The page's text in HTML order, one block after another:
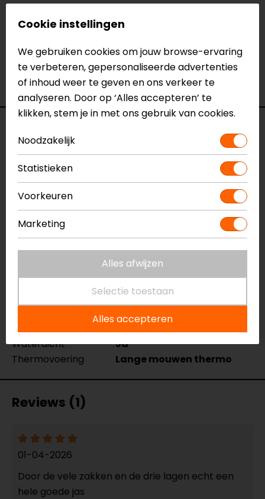
vanonze winkelsin Breda, Capelle aan den IJssel,
het product bekijken & passen en staan onze
verkoopmedewerkers voor je klaar met advies.
Bekijk onze anderetextiele motorjassen.
Naam
Discovery Motorjas
Model
Merk
Aanritsbaar
Certificeringsklasse
AA
Materiaal
Textiel
Uitneembaar LTD
Rijstijl
Touring
Zomer, Winter, Mid-
season, All-season
Ventilatieritsen
Waterdicht
Ja
Thermovoering
Lange mouwen thermo
Reviews (1)
01-04-2026
Door de vele zakken en de drie lagen echt een
hele goede jas
Cookie instellingen
We gebruiken cookies om jouw browse-ervaring
te verbeteren, gepersonaliseerde advertenties
of inhoud weer te geven en ons verkeer te
analyseren. Door op ‘Alles accepteren’ te
klikken, stem je in met ons gebruik van cookies.
Noodzakelijk
Statistieken
Voorkeuren
Marketing
Alles afwijzen
Selectie toestaan
Alles accepteren